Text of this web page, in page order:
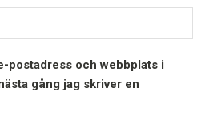
postadress och webbplats i
gång jag skriver en